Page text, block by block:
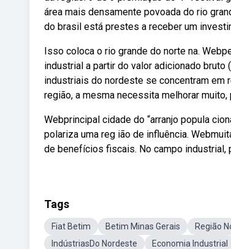
área mais densamente povoada do rio
do brasil está prestes a receber um
Isso coloca o rio grande do norte na.
industrial a partir do valor adicionado
industriais do nordeste se concentram em
região, a mesma necessita melhorar
Webprincipal cidade do “arranjo popula
polariza uma reg ião de influência.
de benefícios fiscais. No campo industrial,
Tags
Fiat Betim Betim Minas Gerais Região
IndústriasDo Nordeste
Economia Industrial